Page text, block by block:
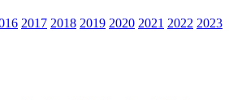
2017 2018 2019 2020 2021 2022 2023